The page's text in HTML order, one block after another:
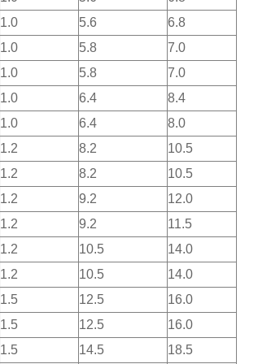
1.0 5.6
6.8
1.0 5.8
7.0
1.0 5.8
7.0
1.0 6.4
8.4
1.0 6.4
8.0
1.2 8.2
10.5
1.2 8.2
10.5
1.2 9.2
12.0
1.2 9.2
11.5
1.2 10.5
14.0
1.2 10.5
14.0
1.5 12.5
16.0
1.5 12.5
16.0
1.5 14.5 18.5